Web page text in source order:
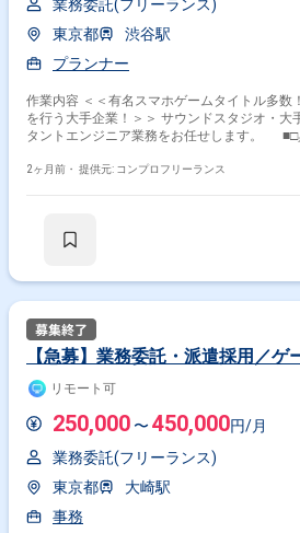
業務委託(フリーランス)
東京都
渋谷駅
プランナー
作業内容 ＜＜有名スマホゲームタイトル多数
を行う大手企業！＞＞ サウンドスタジオ・大
タントエンジニア業務をお任せします。 ■□
オのテクニカルサポート全般 ・各種イベント
2ヶ月前・ 提供元: コンプロフリーランス
【急募】業務委託・派遣採用／ゲ
リモート可
250,000 〜 450,000円/月
業務委託(フリーランス)
東京都
大崎駅
事務
その他開発言語・スキルから探す
Maya Unity
Substance Painter
RPG
After Effects
その他の職種から探す
グラフィックデザイナー
キャラクターデザイナー